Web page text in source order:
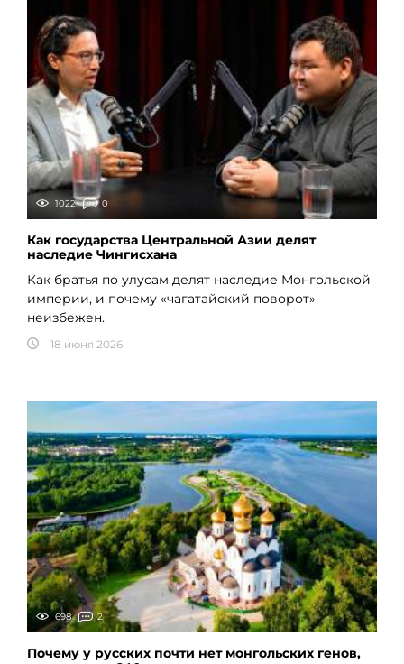
1022 0
Как государства Центральной Азии делят
наследие Чингисхана
Как братья по улусам делят наследие Монгольской
империи, и почему «чагатайский поворот»
неизбежен.
18 июня 2026
698 2
Почему у русских почти нет монгольских генов,